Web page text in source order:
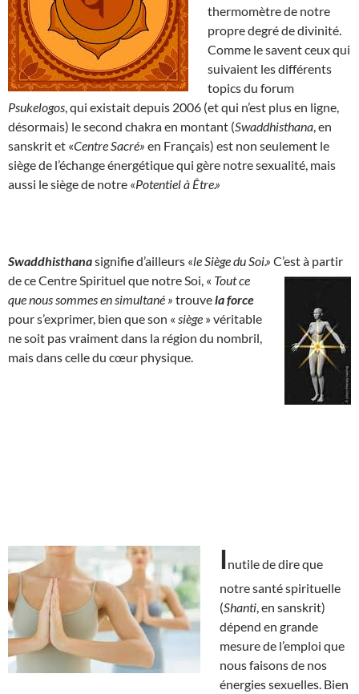
thermomètre de notre
propre degré de divinité.
Comme le savent ceux qui
suivaient les différents
topics du forum
Psukelogos , qui existait depuis 2006 (et qui n’est plus en ligne,
désormais) le second chakra en montant (Swaddhisthana , en
sanskrit et «Centre Sacré» en Français) est non seulement le
siège de l’échange énergétique qui gère notre sexualité, mais
aussi le siège de notre «Potentiel à Être.»
Swaddhisthanasignifie d’ailleurs «le Siège du Soi.» C’est à partir
de ce Centre Spirituel que notre Soi, « Tout ce
que nous sommes en simultané » trouvela force
pour s’exprimer, bien que son « siège » véritable
ne soit pas vraiment dans la région du nombril,
mais dans celle du cœur physique.
Inutile de dire que
notre santé spirituelle
(Shanti , en sanskrit)
dépend en grande
mesure de l’emploi que
nous faisons de nos
énergies sexuelles. Bien